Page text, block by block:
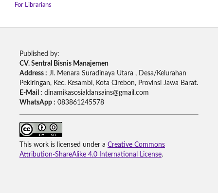
For Librarians
Published by:
CV. Sentral Bisnis Manajemen
Address : Jl. Menara Suradinaya Utara , Desa/Kelurahan
Pekiringan, Kec. Kesambi, Kota Cirebon, Provinsi Jawa Barat.
E-Mail : dinamikasosialdansains@gmail.com
WhatsApp : 083861245578
This work is licensed under a Creative Commons
Attribution-ShareAlike 4.0 International License.